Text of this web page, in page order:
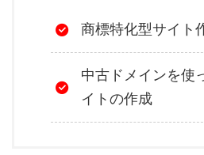
商標特化型サイト
中古ドメインを使
イトの作成